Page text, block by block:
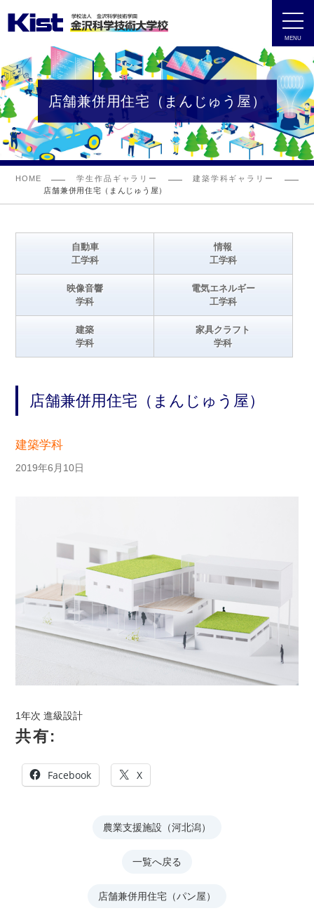
MENU
店舗兼併用住宅（まんじゅう屋）
HOME 学生作品ギャラリー
建築学科ギャラリー
店舗兼併用住宅（まんじゅう屋）
自動車
工学科
情報
工学科
映像音響
学科
電気エネルギー
工学科
建築
学科
家具クラフト
学科
店舗兼併用住宅（まんじゅう屋）
建築学科
2019年6月10日
1年次 進級設計
共有:
Facebook X
農業支援施設（河北潟）
一覧へ戻る
店舗兼併用住宅（パン屋）